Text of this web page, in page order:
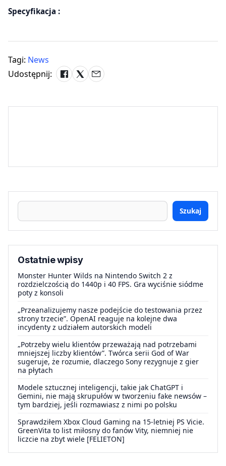
Specyfikacja :
Tagi: News
Udostępnij:
Szukaj
Ostatnie wpisy
Monster Hunter Wilds na Nintendo Switch 2 z
rozdzielczością do 1440p i 40 FPS. Gra wyciśnie siódme
poty z konsoli
„Przeanalizujemy nasze podejście do testowania przez
strony trzecie”. OpenAI reaguje na kolejne dwa
incydenty z udziałem autorskich modeli
„Potrzeby wielu klientów przeważają nad potrzebami
mniejszej liczby klientów”. Twórca serii God of War
sugeruje, że rozumie, dlaczego Sony rezygnuje z gier
na płytach
Modele sztucznej inteligencji, takie jak ChatGPT i
Gemini, nie mają skrupułów w tworzeniu fake newsów –
tym bardziej, jeśli rozmawiasz z nimi po polsku
Sprawdziłem Xbox Cloud Gaming na 15-letniej PS Vicie.
GreenVita to list miłosny do fanów Vity, niemniej nie
liczcie na zbyt wiele [FELIETON]